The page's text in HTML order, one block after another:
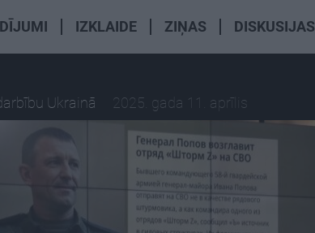
IZKLAIDE ZIŅAS DISKUSIJAS
Ukrainā 2025. gada 11. aprīlis